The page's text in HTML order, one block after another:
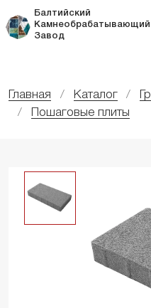
Балтийский
Камнеобрабатывающий
Завод
Главная Каталог
Пошаговые плиты